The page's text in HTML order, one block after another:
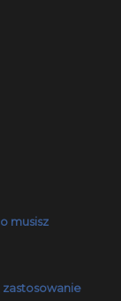
musisz
zastosowanie